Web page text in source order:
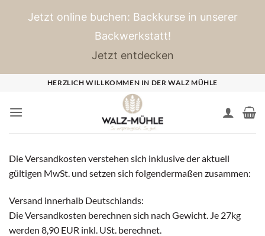
Jetzt online buchen: Backkurse in unserer
Backwerkstatt!
Jetzt entdecken
springen
HERZLICH WILLKOMMEN IN DER WALZ MÜHLE
Die Versandkosten verstehen sich inklusive der aktuell
gültigen MwSt. und setzen sich folgendermaßen zusammen:
Versand innerhalb Deutschlands:
Die Versandkosten berechnen sich nach Gewicht. Je 27kg
werden 8,90 EUR inkl. USt. berechnet.